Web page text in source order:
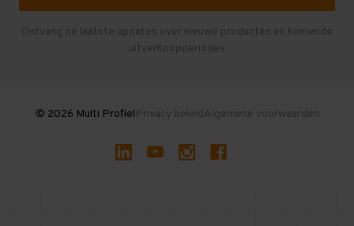
Gebruikte entresolvloeren
Ontvang de laatste updates over nieuwe producten en komende
uitverkoopperiodes
© 2026 Multi ProfielPrivacy beleidAlgemene voorwaarden